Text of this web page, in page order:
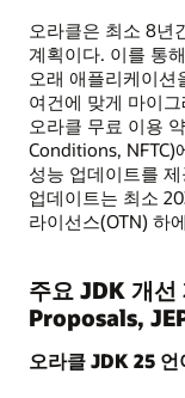
오라클은 최소 8년
계획이다. 이를 통
오래 애플리케이션
여건에 맞게 마이
오라클 무료 이용
Conditions, NFTC)
성능 업데이트를
업데이트는 최소
라이선스(OTN) 하
주요 JDK 개
Proposals,
오라클 JDK 25 언